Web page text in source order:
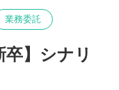
業務委託
卒】シナリ